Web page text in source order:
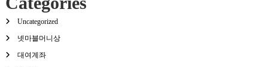
Uncategorized
넷마블머니상
대여계좌